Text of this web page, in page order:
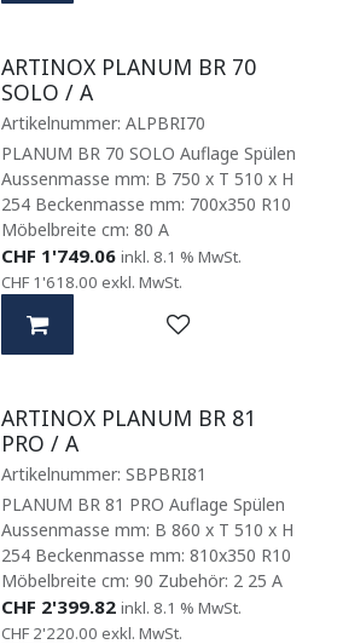
ARTINOX PLANUM BR 70
SOLO / A
Artikelnummer:ALPBRI70
PLANUM BR 70 SOLO Auflage Spülen
Aussenmasse mm: B 750 x T 510 x H
254 Beckenmasse mm: 700x350 R10
Möbelbreite cm: 80 A
CHF 1'749.06 inkl. 8.1 % MwSt.
CHF 1'618.00 exkl. MwSt.
ARTINOX PLANUM BR 81
PRO / A
Artikelnummer:SBPBRI81
PLANUM BR 81 PRO Auflage Spülen
Aussenmasse mm: B 860 x T 510 x H
254 Beckenmasse mm: 810x350 R10
Möbelbreite cm: 90 Zubehör: 2 25 A
CHF 2'399.82 inkl. 8.1 % MwSt.
CHF 2'220.00 exkl. MwSt.